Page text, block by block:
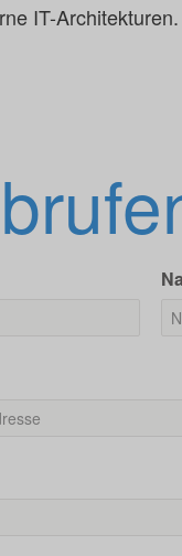
IT-Architekturen.